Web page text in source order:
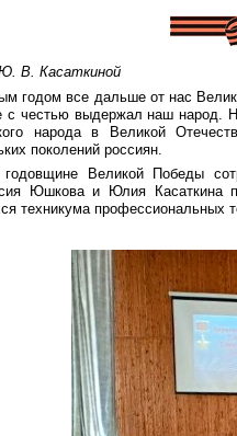
В. Касаткиной
годом все дальше от нас
с честью выдержал наш народ.
народа в Великой
поколений россиян.
Великой Победы
Юшкова и Юлия Касаткина
техникума профессиональных